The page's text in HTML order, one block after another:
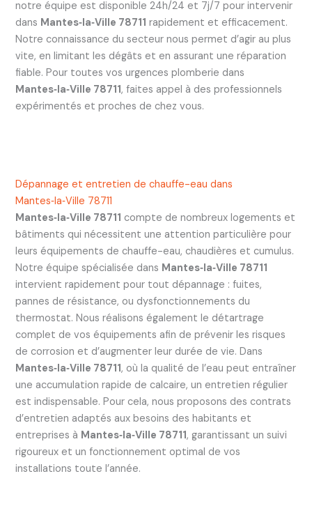
notre équipe est disponible 24h/24 et 7j/7 pour intervenir
dans Mantes‑la‑Ville 78711 rapidement et efficacement.
Notre connaissance du secteur nous permet d’agir au plus
vite, en limitant les dégâts et en assurant une réparation
fiable. Pour toutes vos urgences plomberie dans
Mantes‑la‑Ville 78711, faites appel à des professionnels
expérimentés et proches de chez vous.
Dépannage et entretien de chauffe-eau dans
Mantes‑la‑Ville 78711
Mantes‑la‑Ville 78711 compte de nombreux logements et
bâtiments qui nécessitent une attention particulière pour
leurs équipements de chauffe-eau, chaudières et cumulus.
Notre équipe spécialisée dans Mantes‑la‑Ville 78711
intervient rapidement pour tout dépannage : fuites,
pannes de résistance, ou dysfonctionnements du
thermostat. Nous réalisons également le détartrage
complet de vos équipements afin de prévenir les risques
de corrosion et d’augmenter leur durée de vie. Dans
Mantes‑la‑Ville 78711, où la qualité de l’eau peut entraîner
une accumulation rapide de calcaire, un entretien régulier
est indispensable. Pour cela, nous proposons des contrats
d’entretien adaptés aux besoins des habitants et
entreprises à Mantes‑la‑Ville 78711, garantissant un suivi
rigoureux et un fonctionnement optimal de vos
installations toute l’année.